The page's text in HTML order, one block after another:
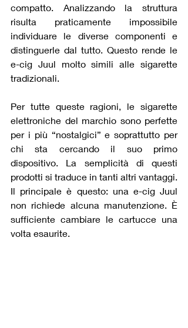
compatto. Analizzando la struttura
risulta praticamente impossibile
individuare le diverse componenti e
distinguerle dal tutto. Questo rende le
e-cig Juul molto simili alle sigarette
tradizionali.
Per tutte queste ragioni, le sigarette
elettroniche del marchio sono perfette
per i più “nostalgici” e soprattutto per
chi sta cercando il suo primo
dispositivo. La semplicità di questi
prodotti si traduce in tanti altri vantaggi.
Il principale è questo: una e-cig Juul
non richiede alcuna manutenzione. È
sufficiente cambiare le cartucce una
volta esaurite.